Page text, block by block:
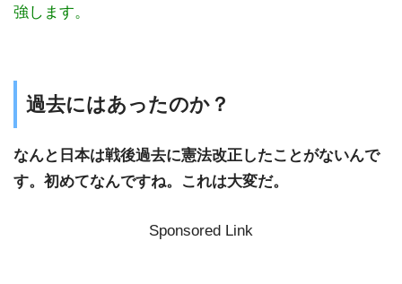
強します。
過去にはあったのか？
なんと日本は戦後過去に憲法改正したことがないんで
す。初めてなんですね。これは大変だ。
Sponsored Link